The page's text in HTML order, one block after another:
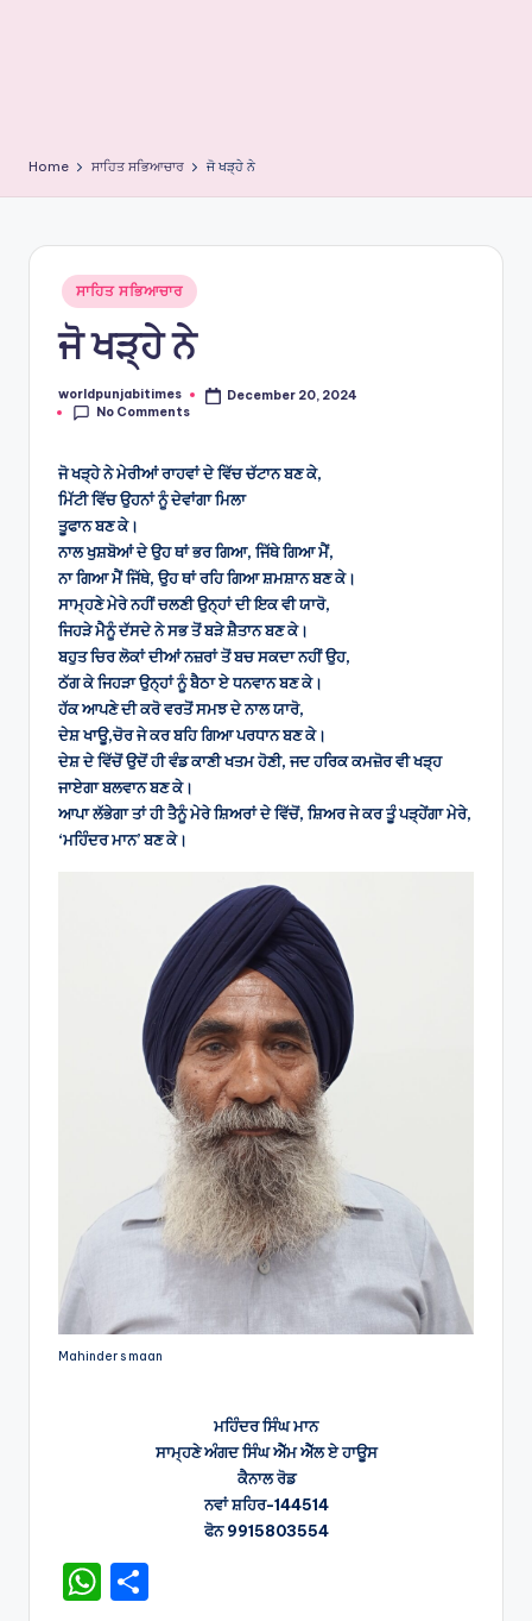
Home ਸਾਹਿਤ ਸਭਿਆਚਾਰ ਜੋ ਖੜ੍ਹੇ ਨੇ
Posted
in
ਸਾਹਿਤ ਸਭਿਆਚਾਰ
ਜੋ ਖੜ੍ਹੇ ਨੇ
Posted
by
worldpunjabitimes
December 20, 2024
No Comments
ਜੋ ਖੜ੍ਹੇ ਨੇ ਮੇਰੀਆਂ ਰਾਹਵਾਂ ਦੇ ਵਿੱਚ ਚੱਟਾਨ ਬਣ ਕੇ,
ਮਿੱਟੀ ਵਿੱਚ ਉਹਨਾਂ ਨੂੰ ਦੇਵਾਂਗਾ ਮਿਲਾ
ਤੂਫਾਨ ਬਣ ਕੇ।
ਨਾਲ ਖੁਸ਼ਬੋਆਂ ਦੇ ਉਹ ਥਾਂ ਭਰ ਗਿਆ, ਜਿੱਥੇ ਗਿਆ ਮੈਂ,
ਨਾ ਗਿਆ ਮੈਂ ਜਿੱਥੇ, ਉਹ ਥਾਂ ਰਹਿ ਗਿਆ ਸ਼ਮਸ਼ਾਨ ਬਣ ਕੇ।
ਸਾਮ੍ਹਣੇ ਮੇਰੇ ਨਹੀਂ ਚਲਣੀ ਉਨ੍ਹਾਂ ਦੀ ਇਕ ਵੀ ਯਾਰੋ,
ਜਿਹੜੇ ਮੈਨੂੰ ਦੱਸਦੇ ਨੇ ਸਭ ਤੋਂ ਬੜੇ ਸ਼ੈਤਾਨ ਬਣ ਕੇ।
ਬਹੁਤ ਚਿਰ ਲੋਕਾਂ ਦੀਆਂ ਨਜ਼ਰਾਂ ਤੋਂ ਬਚ ਸਕਦਾ ਨਹੀਂ ਉਹ,
ਠੱਗ ਕੇ ਜਿਹੜਾ ਉਨ੍ਹਾਂ ਨੂੰ ਬੈਠਾ ਏ ਧਨਵਾਨ ਬਣ ਕੇ।
ਹੱਕ ਆਪਣੇ ਦੀ ਕਰੋ ਵਰਤੋਂ ਸਮਝ ਦੇ ਨਾਲ ਯਾਰੋ,
ਦੇਸ਼ ਖਾਊ,ਚੋਰ ਜੇ ਕਰ ਬਹਿ ਗਿਆ ਪਰਧਾਨ ਬਣ ਕੇ।
ਦੇਸ਼ ਦੇ ਵਿੱਚੋਂ ਉਦੋਂ ਹੀ ਵੰਡ ਕਾਣੀ ਖਤਮ ਹੋਣੀ, ਜਦ ਹਰਿਕ ਕਮਜ਼ੋਰ ਵੀ ਖੜ੍ਹ
ਜਾਏਗਾ ਬਲਵਾਨ ਬਣ ਕੇ।
ਆਪਾ ਲੱਭੇਗਾ ਤਾਂ ਹੀ ਤੈਨੂੰ ਮੇਰੇ ਸ਼ਿਅਰਾਂ ਦੇ ਵਿੱਚੋਂ, ਸ਼ਿਅਰ ਜੇ ਕਰ ਤੂੰ ਪੜ੍ਹੇਂਗਾ ਮੇਰੇ,
‘ਮਹਿੰਦਰ ਮਾਨ’ ਬਣ ਕੇ।
Mahinder s maan
ਮਹਿੰਦਰ ਸਿੰਘ ਮਾਨ
ਸਾਮ੍ਹਣੇ ਅੰਗਦ ਸਿੰਘ ਐੱਮ ਐੱਲ ਏ ਹਾਊਸ
ਕੈਨਾਲ ਰੋਡ
ਨਵਾਂ ਸ਼ਹਿਰ-144514
ਫੋਨ 9915803554
W